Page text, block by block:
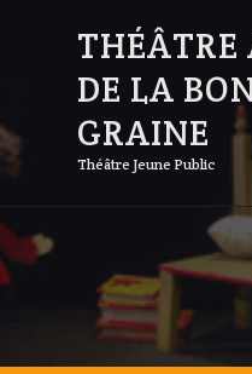
THÉÂTRE
DE LA
GRAINE
Théâtre Jeune Public